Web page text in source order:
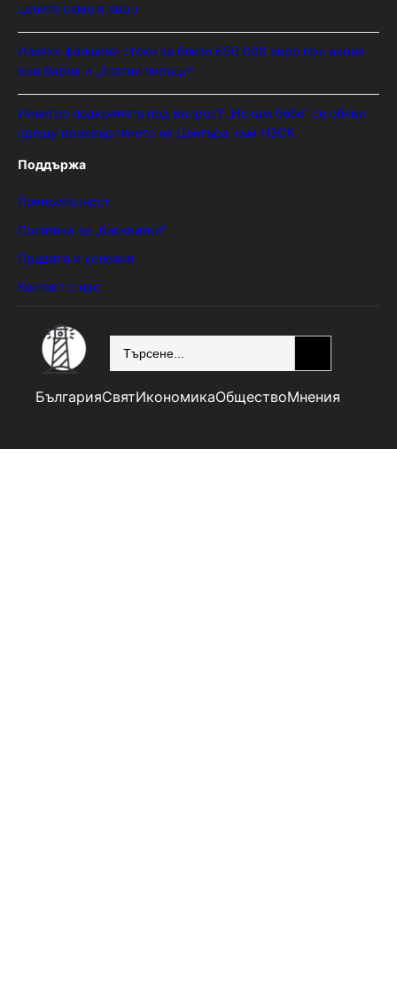
цените само в евро
Иззеха фалшиви стоки за близо 650 000 евро при акция
във Варна и „Златни пясъци“
Инвитро подкрепата под въпрос? „Искам бебе“ се обяви
срещу прехвърлянето на Центъра към НЗОК
Поддържа
Поверителност
Политика за „бисквитки“
Правила и условия
Контакт с нас
БългарияСвятИкономикаОбществоМнения